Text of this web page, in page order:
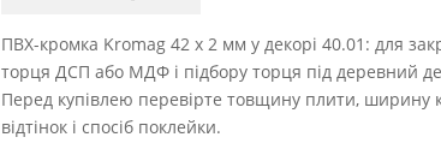
ПВХ-кромка Kromag 42 x 2 мм у декорі 40.01: для
торця ДСП або МДФ і підбору торця під деревний
Перед купівлею перевірте товщину плити, ширину
відтінок і спосіб поклейки.